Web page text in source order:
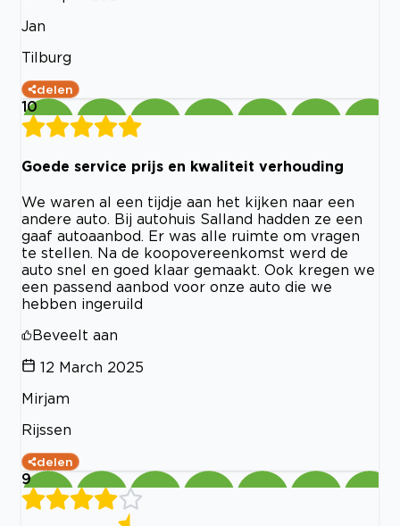
Jan
Tilburg
delen
10
Goede service prijs en kwaliteit verhouding
We waren al een tijdje aan het kijken naar een
andere auto. Bij autohuis Salland hadden ze een
gaaf autoaanbod. Er was alle ruimte om vragen
te stellen. Na de koopovereenkomst werd de
auto snel en goed klaar gemaakt. Ook kregen we
een passend aanbod voor onze auto die we
hebben ingeruild
Beveelt aan
12 March 2025
Mirjam
Rijssen
delen
9